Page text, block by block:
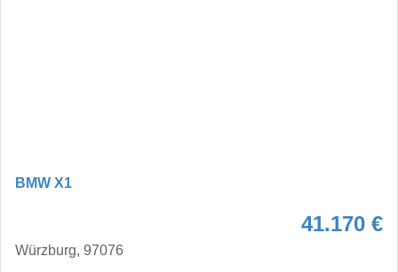
BMW X1
41.170 €
Würzburg, 97076